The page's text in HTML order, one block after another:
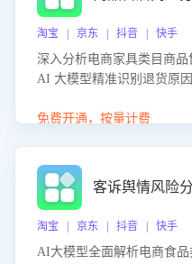
淘宝 | 京东 | 抖音 | 快手
深入分析电商家具类目商
AI 大模型精准识别退货原
力商家优化产品或服务，实
免费开通，按量计费
客诉舆情风险
淘宝 | 京东 | 抖音 | 快手
AI大模型全面解析电商食